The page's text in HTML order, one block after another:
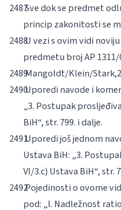
Sve dok se predmet
princip zakonitosti se
U vezi s ovim vidi
predmetu broj AP 1311/
Mangoldt/Klein/Stark,
Uporedi navode i
„3. Postupak
BiH“, str. 799. i dalje.
Uporedi još jednom
Ustava BiH: „3.
VI/3.c) Ustava BiH“, str.
Pojedinosti o ovome
pod: „l. Nadležnost